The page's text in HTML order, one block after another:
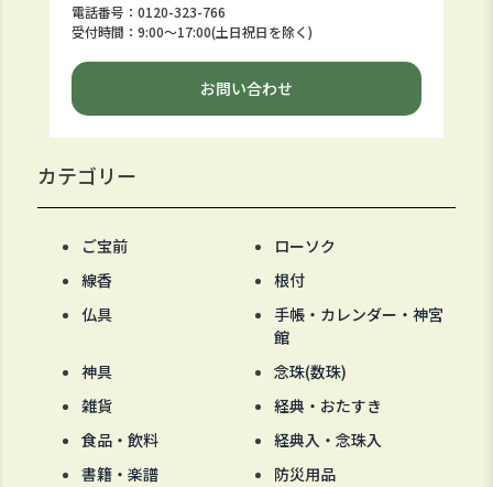
電話番号：0120-323-766
受付時間：9:00～17:00(土日祝日を除く)
お問い合わせ
カテゴリー
ご宝前
ローソク
線香
根付
仏具
手帳・カレンダー・神宮
館
神具
念珠(数珠)
雑貨
経典・おたすき
食品・飲料
経典入・念珠入
書籍・楽譜
防災用品